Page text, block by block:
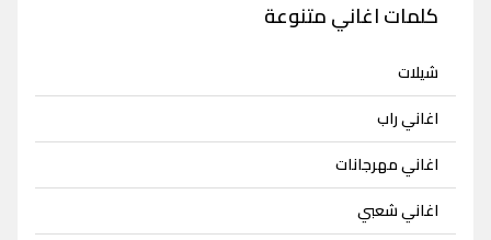
كلمات اغاني متنوعة
شيلات
اغاني راب
اغاني مهرجانات
اغاني شعبي